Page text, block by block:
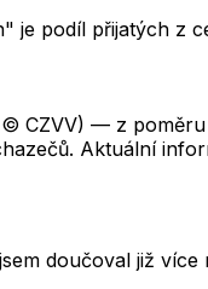
je podíl přijatých z
CZVV) — z
Aktuální
doučoval již